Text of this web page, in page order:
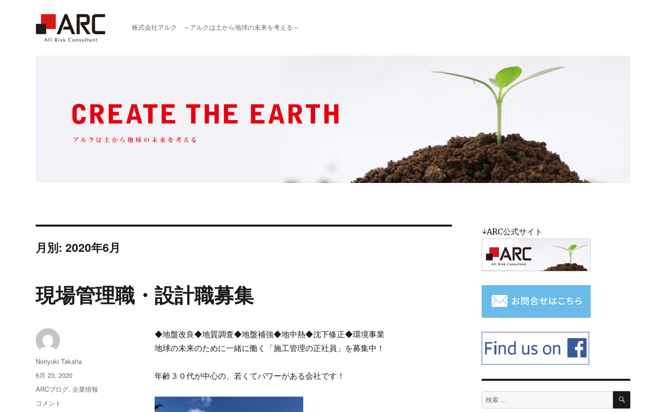
株式会社アルク ～アルクは土から地球の未来を考える～
月別: 2020年6月
現場管理職・設計職募集
◆地盤改良◆地質調査◆地盤補強◆地中熱◆沈下修正◆環境事業
地球の未来のために一緒に働く「施工管理の正社員」を募集中！
年齢３０代が中心の、若くてパワーがある会社です！
投
稿
Noriyuki Takaha
投
稿
6月 23, 2020
カ
テ
ARCブログ, 企業情報
現
コメント
↓ARC公式サイト
検
索
検